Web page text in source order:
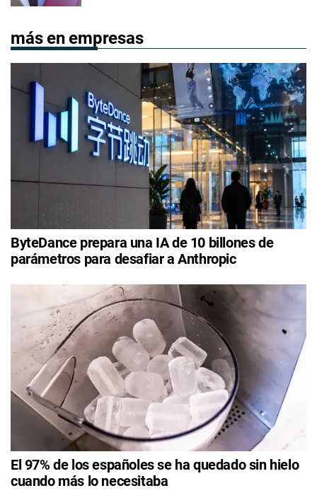
más en empresas
ByteDance prepara una IA de 10 billones de
parámetros para desafiar a Anthropic
El 97% de los españoles se ha quedado sin hielo
cuando más lo necesitaba